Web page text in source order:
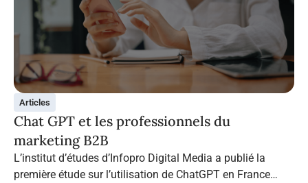
Articles
Chat GPT et les professionnels du
marketing B2B
L’institut d’études d’Infopro Digital Media a publié la
première étude sur l’utilisation de ChatGPT en France